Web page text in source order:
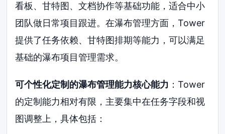
看板、甘特图、文档协作等基础功能，适合中小
团队做日常项目跟进。在瀑布管理方面，Tower
提供了任务依赖、甘特图排期等能力，可以满足
基础的瀑布项目管理需求。
可个性化定制的瀑布管理能力核心能力 ：Tower
的定制能力相对有限，主要集中在任务字段和视
图调整上，具体包括：